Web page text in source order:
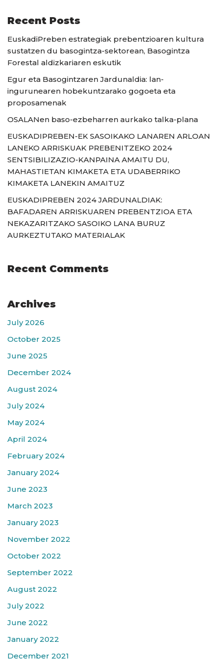
Recent Posts
EuskadiPreben estrategiak prebentzioaren kultura
sustatzen du basogintza-sektorean, Basogintza
Forestal aldizkariaren eskutik
Egur eta Basogintzaren Jardunaldia: lan-
ingurunearen hobekuntzarako gogoeta eta
proposamenak
OSALANen baso-ezbeharren aurkako talka-plana
EUSKADIPREBEN-EK SASOIKAKO LANAREN ARLOAN
LANEKO ARRISKUAK PREBENITZEKO 2024
SENTSIBILIZAZIO-KANPAINA AMAITU DU,
MAHASTIETAN KIMAKETA ETA UDABERRIKO
KIMAKETA LANEKIN AMAITUZ
EUSKADIPREBEN 2024 JARDUNALDIAK:
BAFADAREN ARRISKUAREN PREBENTZIOA ETA
NEKAZARITZAKO SASOIKO LANA BURUZ
AURKEZTUTAKO MATERIALAK
Recent Comments
Archives
July 2026
October 2025
June 2025
December 2024
August 2024
July 2024
May 2024
April 2024
February 2024
January 2024
June 2023
March 2023
January 2023
November 2022
October 2022
September 2022
August 2022
July 2022
June 2022
January 2022
December 2021